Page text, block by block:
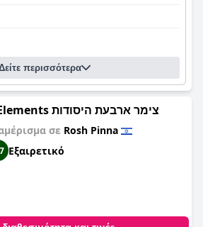
περισσότερα
4 Elements צימר ארבעת היסודות
σε Rosh Pinna
Εξαιρετικό